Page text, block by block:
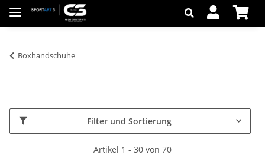
Boxhandschuhe
Filter und Sortierung
Artikel 1 - 30 von 70